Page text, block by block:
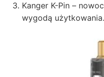
Kanger K-Pin –
wygodą użytkowania.